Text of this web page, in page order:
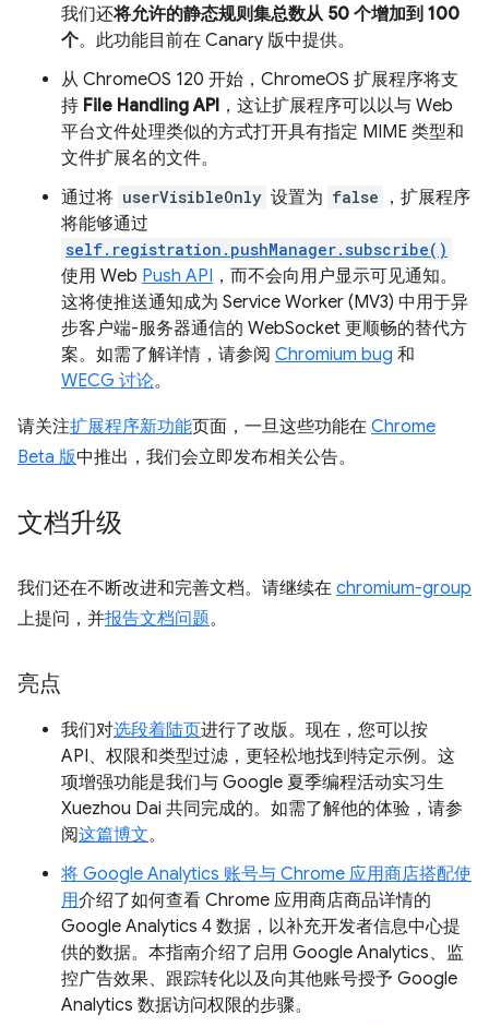
我们还将允许的静态规则集总数从 50 个增加到 100
个。此功能目前在 Canary 版中提供。
从 ChromeOS 120 开始，ChromeOS 扩展程序将支
持 File Handling API ，这让扩展程序可以以与 Web
平台文件处理类似的方式打开具有指定 MIME 类型和
文件扩展名的文件。
通过将 userVisibleOnly 设置为 false
，扩展程序
将能够通过
self.registration.pushManager.subscribe()
使用 Web Push API ，而不会向用户显示可见通知。
这将使推送通知成为 Service Worker (MV3) 中用于异
步客户端-服务器通信的 WebSocket 更顺畅的替代方
案。如需了解详情，请参阅 Chromium bug 和
WECG 讨论。
请关注扩展程序新功能页面，一旦这些功能在 Chrome
Beta 版中推出，我们会立即发布相关公告。
文档升级
我们还在不断改进和完善文档。请继续在 chromium-group
上提问，并报告文档问题。
亮点
我们对选段着陆页进行了改版。现在，您可以按
API、权限和类型过滤，更轻松地找到特定示例。这
项增强功能是我们与 Google 夏季编程活动实习生
Xuezhou Dai 共同完成的。如需了解他的体验，请参
阅这篇博文。
将 Google Analytics 账号与 Chrome 应用商店搭配使
用介绍了如何查看 Chrome 应用商店商品详情的
Google Analytics 4 数据，以补充开发者信息中心提
供的数据。本指南介绍了启用 Google Analytics、监
控广告效果、跟踪转化以及向其他账号授予 Google
Analytics 数据访问权限的步骤。